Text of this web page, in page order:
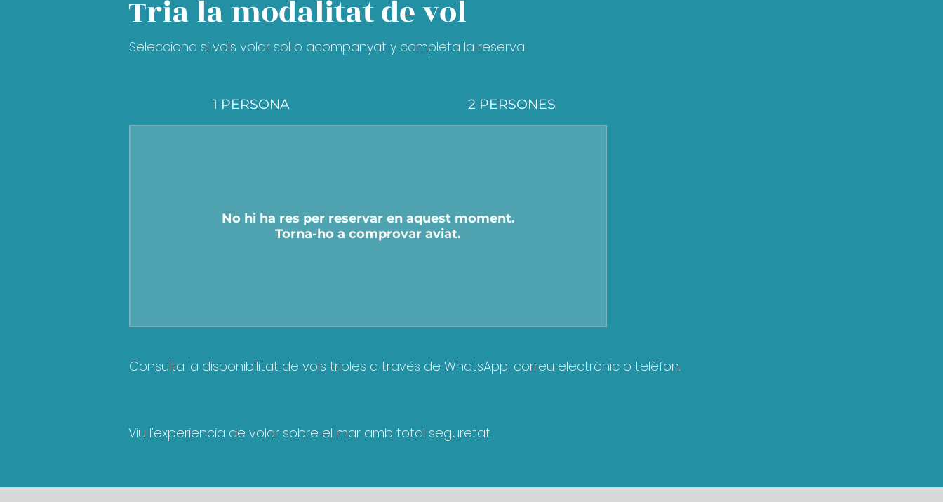
Tria la modalitat de vol
Selecciona si vols volar sol o acompanyat y completa la reserva
1 PERSONA 2 PERSONES
No hi ha res per reservar en aquest moment.
Torna-ho a comprovar aviat.
Consulta la disponibilitat de vols triples​ a través de WhatsApp, correu electrònic o telèfon.
Viu l'experiencia de volar sobre el mar amb total seguretat.